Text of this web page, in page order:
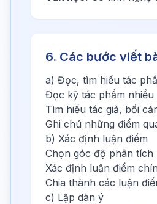
6. Các bước viết
a) Đọc, tìm hiểu tác
Đọc kỹ tác phẩm nhiều
Tìm hiểu tác giả, bối
Ghi chú những điểm
b) Xác định luận điểm
Chọn góc độ phân tích
Xác định luận điểm
Chia thành các luận
c) Lập dàn ý